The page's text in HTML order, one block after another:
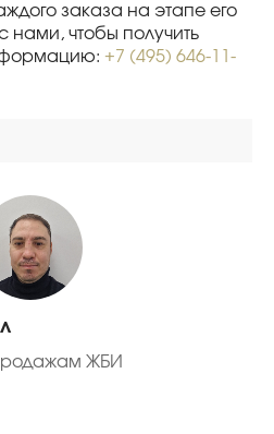
заказа на этапе его
нами, чтобы получить
+7 (495) 646-11-
ЖБИ